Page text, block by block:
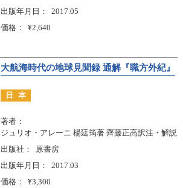
出版年月日
2017.05
価格
¥2,640
大航海時代の地球見聞録 通解『職方外紀』
日本
著者
ジュリオ・アレーニ 楊廷筠著 齊藤正高訳注・解説
出版社
原書房
出版年月日
2017.03
価格
¥3,300